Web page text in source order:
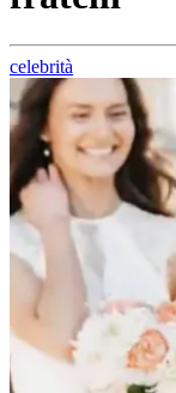
celebrità